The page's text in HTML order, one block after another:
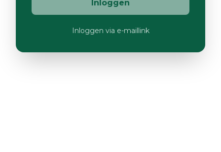
Inloggen
Inloggen via e-maillink